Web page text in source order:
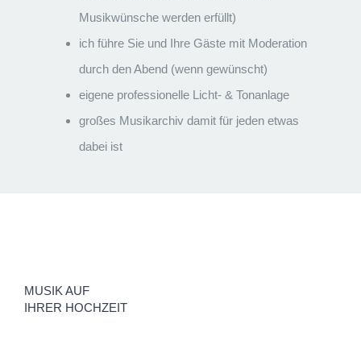
Musikwünsche werden erfüllt)
ich führe Sie und Ihre Gäste mit Moderation
durch den Abend (wenn gewünscht)
eigene professionelle Licht- & Tonanlage
großes Musikarchiv damit für jeden etwas
dabei ist
MUSIK AUF
IHRER HOCHZEIT